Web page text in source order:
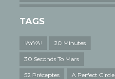
TAGS
!AYYA! 20 Minutes
30 Seconds To Mars
52 Préceptes A Perfect Circle